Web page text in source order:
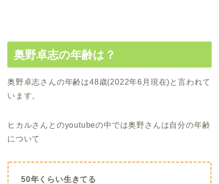
奥野卓志の年齢は？
奥野卓志さんの年齢は48歳(2022年6月現在)と言われて
います。
ヒカルさんとのyoutubeの中では奥野さんは自分の年齢
について
50年くらい生きてる